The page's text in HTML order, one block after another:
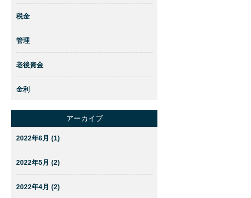
税金
管理
老後資金
金利
アーカイブ
2022年6月 (1)
2022年5月 (2)
2022年4月 (2)